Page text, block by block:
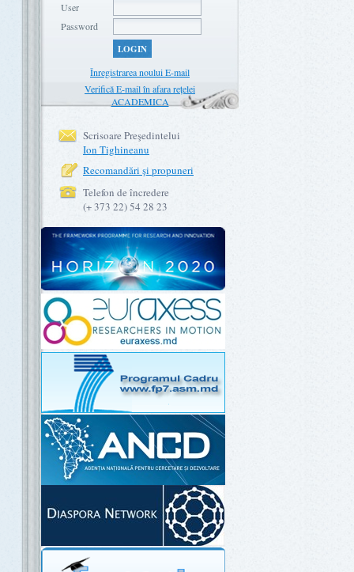
User
Password
LOGIN
Înregistrarea noului E-mail
Verifică E-mail în afara rețelei
ACADEMICA
Scrisoare Preşedintelui
Ion Tighineanu
Recomandări şi propuneri
Telefon de încredere
(+ 373 22) 54 28 23